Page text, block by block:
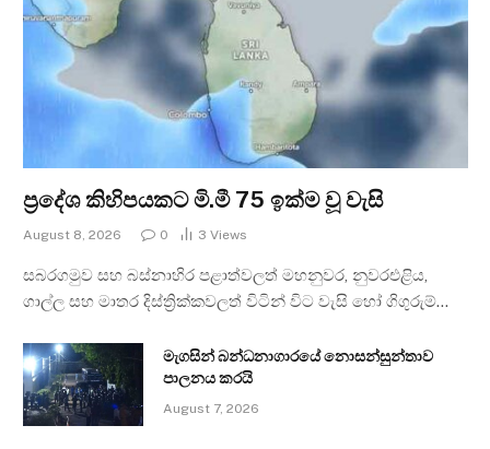
ප්‍රදේශ කිහිපයකට මි.මී 75 ඉක්ම වූ වැසි
August 8, 2026 0 3 Views
සබරගමුව සහ බස්නාහිර පළාත්වලත් මහනුවර, නුවරඑළිය,
ගාල්ල සහ මාතර දිස්ත්‍රික්කවලත් විටින් විට වැසි හෝ ගිගුරුම්…
මැගසින් බන්ධනාගාරයේ නොසන්සුන්තාව
පාලනය කරයි
August 7, 2026